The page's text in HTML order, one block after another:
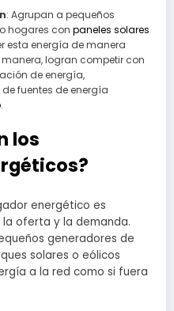
: Agrupan a pequeños
hogares con paneles solares
esta energía de manera
logran competir con
de energía,
fuentes de energía
.
los
energético es
oferta y la demanda.
generadores de
solares o eólicos
a la red como si fuera